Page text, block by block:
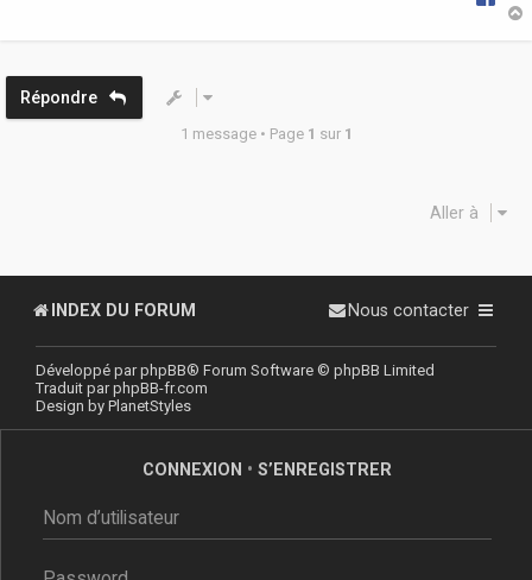
Répondre
1 message • Page 1 sur 1
Aller à
INDEX DU FORUM Nous contacter
Développé parphpBB® Forum Software © phpBB Limited
Traduit parphpBB-fr.com
Design by PlanetStyles
CONNEXION • S’ENREGISTRER